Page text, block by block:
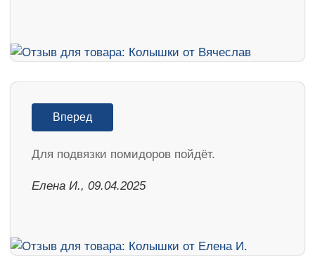
Вперед
Для подвязки помидоров пойдёт.
Елена И., 09.04.2025